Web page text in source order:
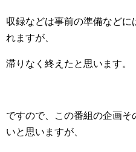
収録などは事前の準備などに
れますが、
滞りなく終えたと思います。
ですので、この番組の企画
いと思いますが、